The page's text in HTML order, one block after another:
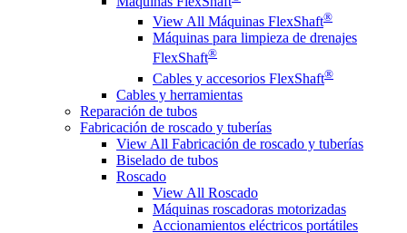
View All Máquinas FlexShaft®
Máquinas para limpieza de drenajes
FlexShaft®
Cables y accesorios FlexShaft®
Cables y herramientas
Reparación de tubos
Fabricación de roscado y tuberías
View All Fabricación de roscado y tuberías
Biselado de tubos
Roscado
View All Roscado
Máquinas roscadoras motorizadas
Accionamientos eléctricos portátiles